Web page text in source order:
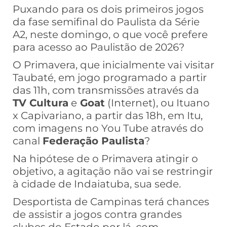
Puxando para os dois primeiros jogos
da fase semifinal do Paulista da Série
A2, neste domingo, o que você prefere
para acesso ao Paulistão de 2026?
O Primavera, que inicialmente vai visitar
Taubaté, em jogo programado a partir
das 11h, com transmissões através da
TV Cultura e Goat (Internet), ou Ituano
x Capivariano, a partir das 18h, em Itu,
com imagens no You Tube através do
canal Federação Paulista?
Na hipótese de o Primavera atingir o
objetivo, a agitação não vai se restringir
à cidade de Indaiatuba, sua sede.
Desportista de Campinas terá chances
de assistir a jogos contra grandes